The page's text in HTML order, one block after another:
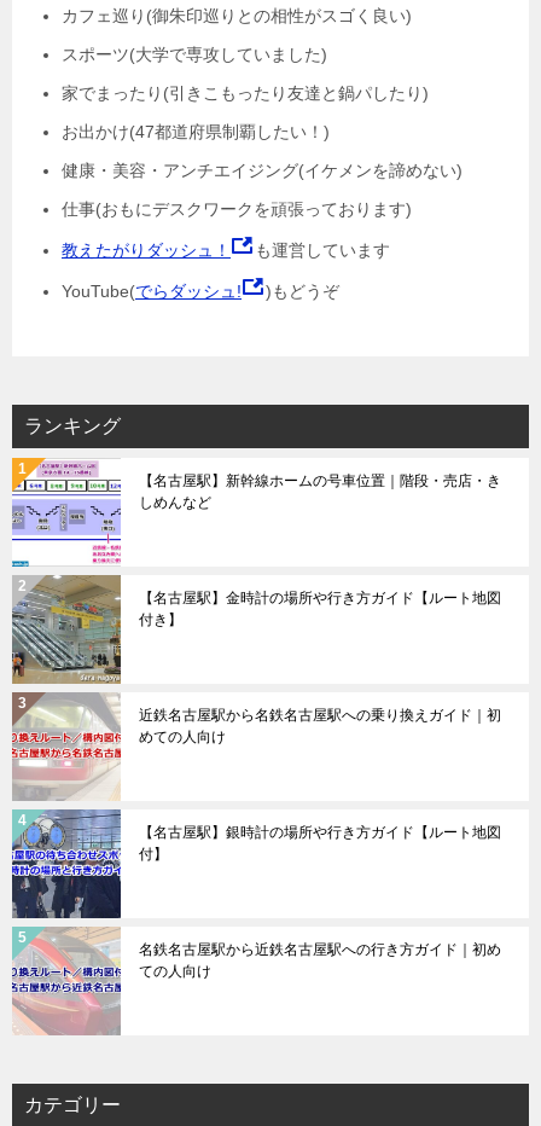
カフェ巡り(御朱印巡りとの相性がスゴく良い)
スポーツ(大学で専攻していました)
家でまったり(引きこもったり友達と鍋パしたり)
お出かけ(47都道府県制覇したい！)
健康・美容・アンチエイジング(イケメンを諦めない)
仕事(おもにデスクワークを頑張っております)
教えたがりダッシュ！ も運営しています
YouTube(でらダッシュ! )もどうぞ
ランキング
【名古屋駅】新幹線ホームの号車位置｜階段・売店・き
しめんなど
【名古屋駅】金時計の場所や行き方ガイド【ルート地図
付き】
近鉄名古屋駅から名鉄名古屋駅への乗り換えガイド｜初
めての人向け
【名古屋駅】銀時計の場所や行き方ガイド【ルート地図
付】
名鉄名古屋駅から近鉄名古屋駅への行き方ガイド｜初め
ての人向け
カテゴリー